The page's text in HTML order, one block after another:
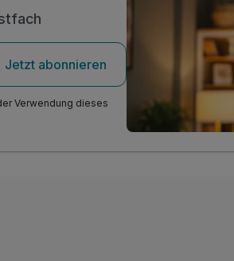
Jetzt abonnieren
Verwendung dieses